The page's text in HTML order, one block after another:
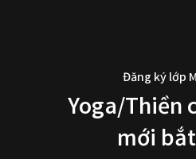
Đăng ký lớp
Yoga/Thiền
mới